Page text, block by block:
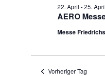
AERO
22. April -25. April
Messe
Vorheriger Tag